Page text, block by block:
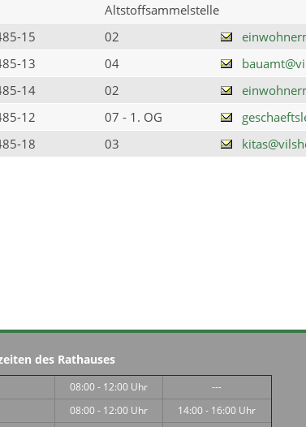
Altstoffsammelstelle
15 02
13 04
14 02
12 07 - 1. OG
18 03
des Rathauses
08:00 - 12:00 Uhr
---
08:00 - 12:00 Uhr
14:00 - 16:00 Uhr